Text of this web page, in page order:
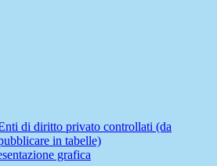
di diritto privato controllati (da
in tabelle)
grafica